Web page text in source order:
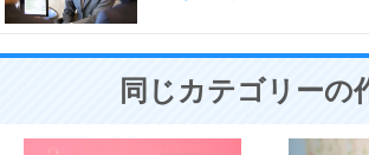
同じカテゴリーの